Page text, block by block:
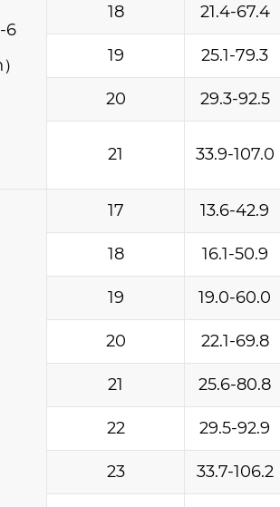
6
18 21.4-67.4
19 25.1-79.3
20 29.3-92.5
21 33.9-107.0
17 13.6-42.9
18 16.1-50.9
19 19.0-60.0
20 22.1-69.8
21 25.6-80.8
22 29.5-92.9
23 33.7-106.2